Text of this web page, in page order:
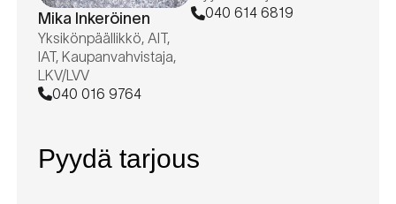
Mika Inkeröinen
Yksikönpäällikkö, AIT,
IAT, Kaupanvahvistaja,
LKV/LVV
040 016 9764
040 614 6819